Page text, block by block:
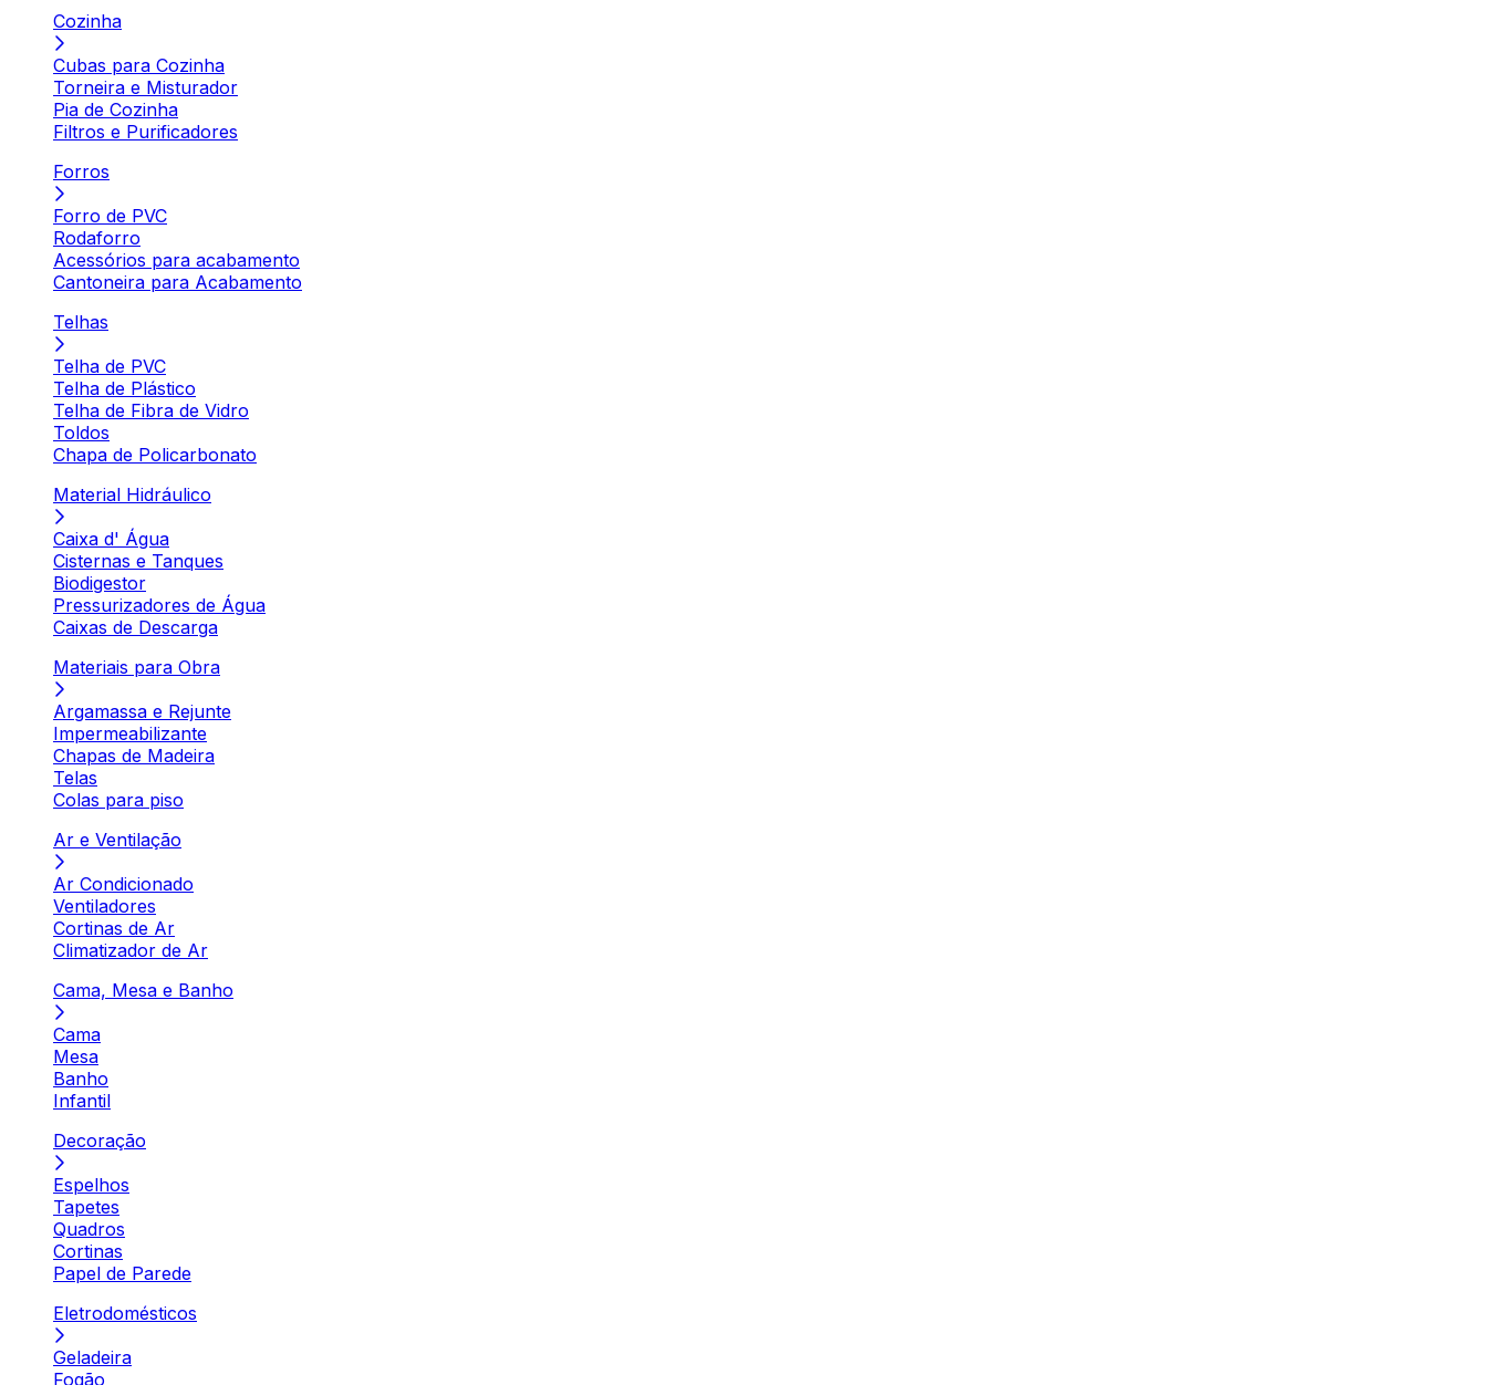
Cozinha
Cubas para Cozinha
Torneira e Misturador
Pia de Cozinha
Filtros e Purificadores
Forros
Forro de PVC
Rodaforro
Acessórios para acabamento
Cantoneira para Acabamento
Telhas
Telha de PVC
Telha de Plástico
Telha de Fibra de Vidro
Toldos
Chapa de Policarbonato
Material Hidráulico
Caixa d' Água
Cisternas e Tanques
Biodigestor
Pressurizadores de Água
Caixas de Descarga
Materiais para Obra
Argamassa e Rejunte
Impermeabilizante
Chapas de Madeira
Telas
Colas para piso
Ar e Ventilação
Ar Condicionado
Ventiladores
Cortinas de Ar
Climatizador de Ar
Cama, Mesa e Banho
Cama
Mesa
Banho
Infantil
Decoração
Espelhos
Tapetes
Quadros
Cortinas
Papel de Parede
Eletrodomésticos
Geladeira
Fogão